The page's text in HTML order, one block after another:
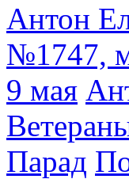
Антон
№1747,
9 мая
Парад